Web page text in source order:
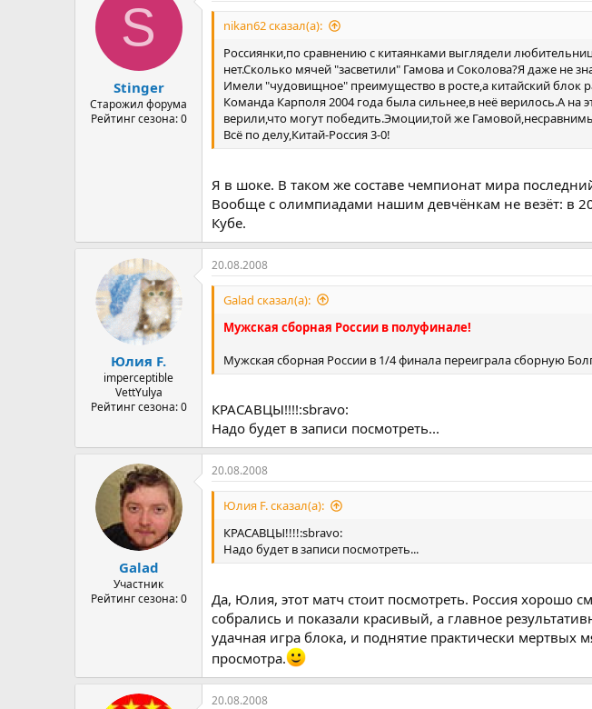
ы
л
а
S
Stinger
Старожил форума
Рейтинг сезона: 0
nikan62 сказал(а):
Россиянки,по сравнению с китаянками выглядели
нет.Сколько мячей "засветили" Гамова и Соколова?Я даже не
Имели "чудовищное" преимущество в росте,а китайский блок
Команда Карполя 2004 года была сильнее,в неё верилось.А
верили,что могут победить.Эмоции,той же
Всё по делу,Китай-Россия 3-0!
Я в шоке. В таком же составе чемпионат мира
Вообще с олимпиадами нашим девчёнкам не везёт: в
Кубе.
Юлия F.
imperceptible
VettYulya
Рейтинг сезона: 0
20.08.2008
Galad сказал(а):
Мужская сборная России в полуфинале!
Мужская сборная России в 1/4 финала переиграла сборную
КРАСАВЦЫ!!!!:sbravo:
Надо будет в записи посмотреть...
Galad
Участник
Рейтинг сезона: 0
20.08.2008
Юлия F. сказал(а):
КРАСАВЦЫ!!!!:sbravo:
Надо будет в записи посмотреть...
Да, Юлия, этот матч стоит посмотреть. Россия хорошо
собрались и показали красивый, а главное
удачная игра блока, и поднятие практически мертвых
просмотра.
20.08.2008